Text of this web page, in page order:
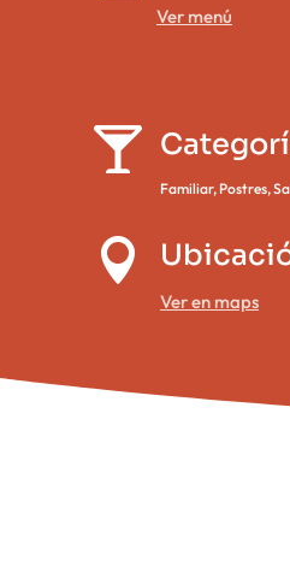
Ver menú

Familiar, Postres,

Ver en maps